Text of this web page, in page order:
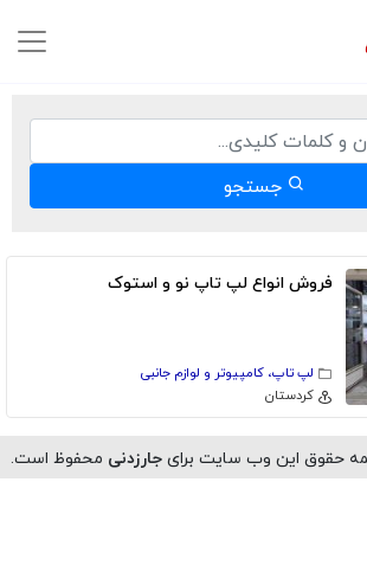
جستجو
فروش انواع لپ تاپ نو و استوک
لپ تاپ، کامپیوتر و لوازم جانبی
كردستان
جارزدنیمحفوظ است.